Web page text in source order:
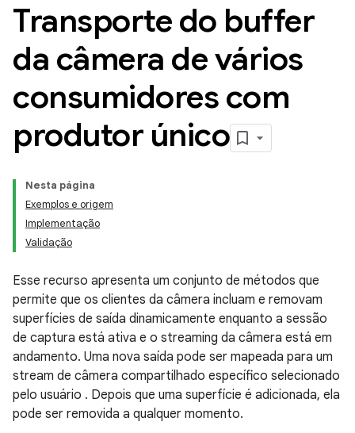
Transporte do buffer
da câmera de vários
consumidores com
produtor único
Nesta página
Exemplos e origem
Implementação
Validação
Esse recurso apresenta um conjunto de métodos que
permite que os clientes da câmera incluam e removam
superfícies de saída dinamicamente enquanto a sessão
de captura está ativa e o streaming da câmera está em
andamento. Uma nova saída pode ser mapeada para um
stream de câmera compartilhado específico selecionado
pelo usuário . Depois que uma superfície é adicionada, ela
pode ser removida a qualquer momento.